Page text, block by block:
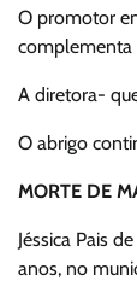
O promotor
complementa
A diretora-
O abrigo
MORTE DE
Jéssica Pais
anos, no